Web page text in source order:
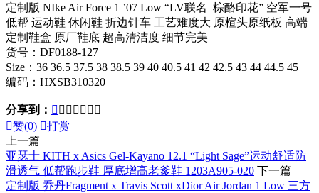
定制版 NIke Air Force 1 ’07 Low “LV联名–棕酪印花” 空军一号
低帮 运动鞋 休闲鞋 折边针车 工艺难度大 原楦头原纸板 高端
定制鞋盒 原厂鞋底 超高清洁度 细节完美
货号：DF0188-127
Size：36 36.5 37.5 38 38.5 39 40 40.5 41 42 42.5 43 44 44.5 45
编码：HXSB310320
分享到：       
赞(0) 打赏
上一篇
亚瑟士 KITH x Asics Gel-Kayano 12.1 “Light Sage”运动舒适防
滑透气 低帮跑步鞋 厚底增高老爹鞋 1203A905-020 下一篇
定制版 乔丹Fragment x Travis Scott xDior Air Jordan 1 Low 三方